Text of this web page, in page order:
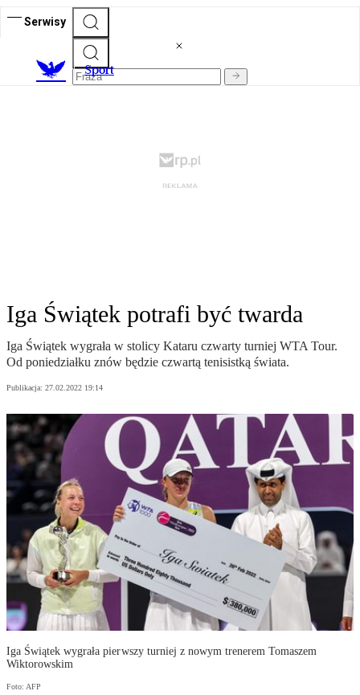
Serwisy
Sport
Iga Świątek potrafi być twarda
Iga Świątek wygrała w stolicy Kataru czwarty turniej WTA Tour.
Od poniedziałku znów będzie czwartą tenisistką świata.
Publikacja: 27.02.2022 19:14
Iga Świątek wygrała pierwszy turniej z nowym trenerem Tomaszem
Wiktorowskim
Foto: AFP